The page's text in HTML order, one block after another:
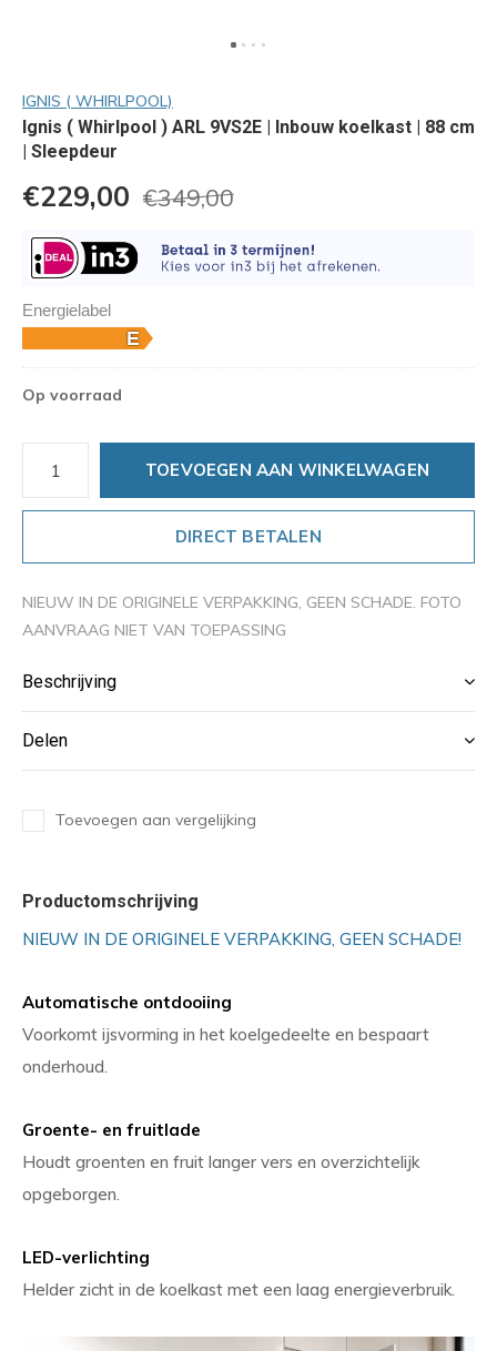
IGNIS ( WHIRLPOOL)
Ignis ( Whirlpool ) ARL 9VS2E | Inbouw koelkast | 88 cm
| Sleepdeur
€229,00 €349,00
Energielabel
Op voorraad
TOEVOEGEN AAN WINKELWAGEN
DIRECT BETALEN
NIEUW IN DE ORIGINELE VERPAKKING, GEEN SCHADE. FOTO
AANVRAAG NIET VAN TOEPASSING
Beschrijving
Delen
Toevoegen aan vergelijking
Productomschrijving
NIEUW IN DE ORIGINELE VERPAKKING, GEEN SCHADE!
Automatische ontdooiing
Voorkomt ijsvorming in het koelgedeelte en bespaart
onderhoud.
Groente- en fruitlade
Houdt groenten en fruit langer vers en overzichtelijk
opgeborgen.
LED-verlichting
Helder zicht in de koelkast met een laag energieverbruik.